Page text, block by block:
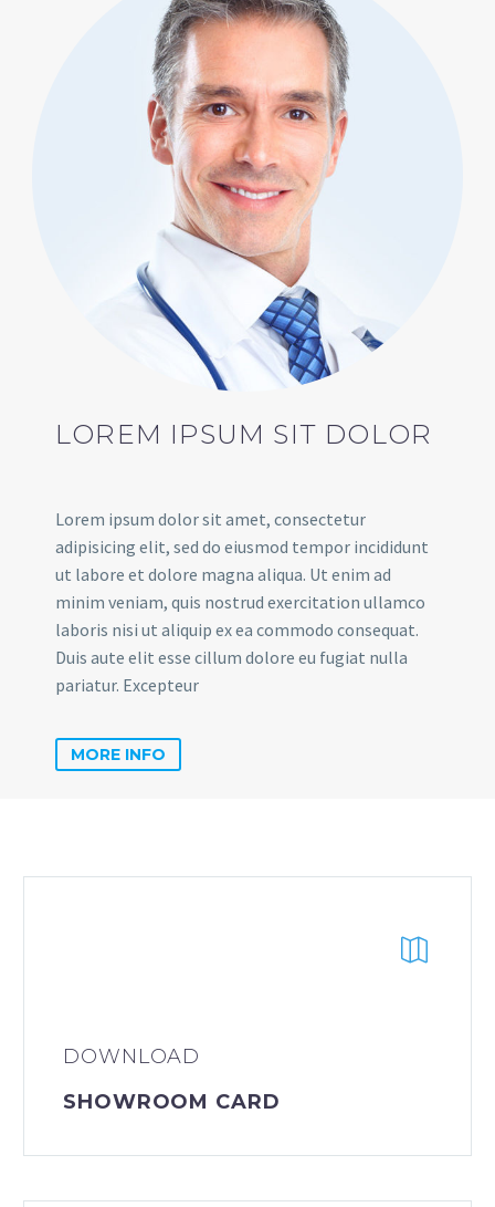
LOREM IPSUM SIT DOLOR
Lorem ipsum dolor sit amet, consectetur
adipisicing elit, sed do eiusmod tempor incididunt
ut labore et dolore magna aliqua. Ut enim ad
minim veniam, quis nostrud exercitation ullamco
laboris nisi ut aliquip ex ea commodo consequat.
Duis aute elit esse cillum dolore eu fugiat nulla
pariatur. Excepteur
MORE INFO
DOWNLOAD
SHOWROOM CARD